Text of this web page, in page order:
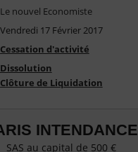
Le nouvel Economiste
Vendredi 17 Février 2017
Cessation d'activité
Dissolution
Clôture de Liquidation
INTENDANCE
SAS au capital de 500 €